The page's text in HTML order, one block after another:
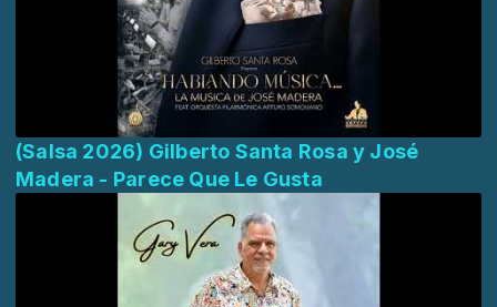
(Salsa 2026) Gilberto Santa Rosa y José
Madera - Parece Que Le Gusta